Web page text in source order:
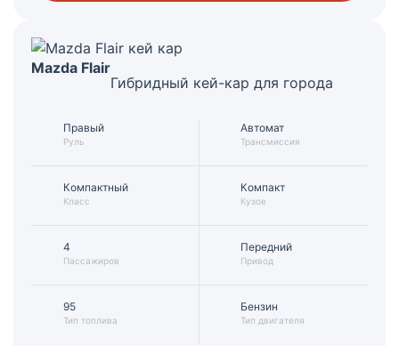
Mazda Flair
Гибридный кей-кар для города
Правый
Руль
Компактный
Класс
Автомат
Трансмиссия
Компакт
Кузов
4
Пассажиров
95
Тип топлива
Передний
Привод
Бензин
Тип двигателя